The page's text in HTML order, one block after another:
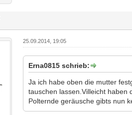
25.09.2014, 19:05
Erna0815 schrieb:
Ja ich habe oben die mutter
tauschen lassen.Villeicht haben
Polternde geräusche gibts nun